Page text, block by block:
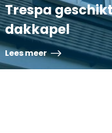
Trespa
dakkapel
Lees meer